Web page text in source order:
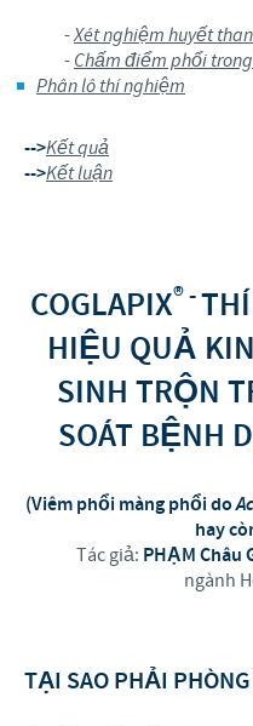
-Xét nghiệm huyết
- Chấm điểm phổi
Phân lô thí nghiệm
-->Kết quả
-->Kết luận
COGLAPIX® -
HIỆU QUẢ
SINH TRỘN
SOÁT BỆNH
(Viêm phổi màng phổi do
hay
Tác giả: PHẠM Châu
ngành
TẠI SAO PHẢI